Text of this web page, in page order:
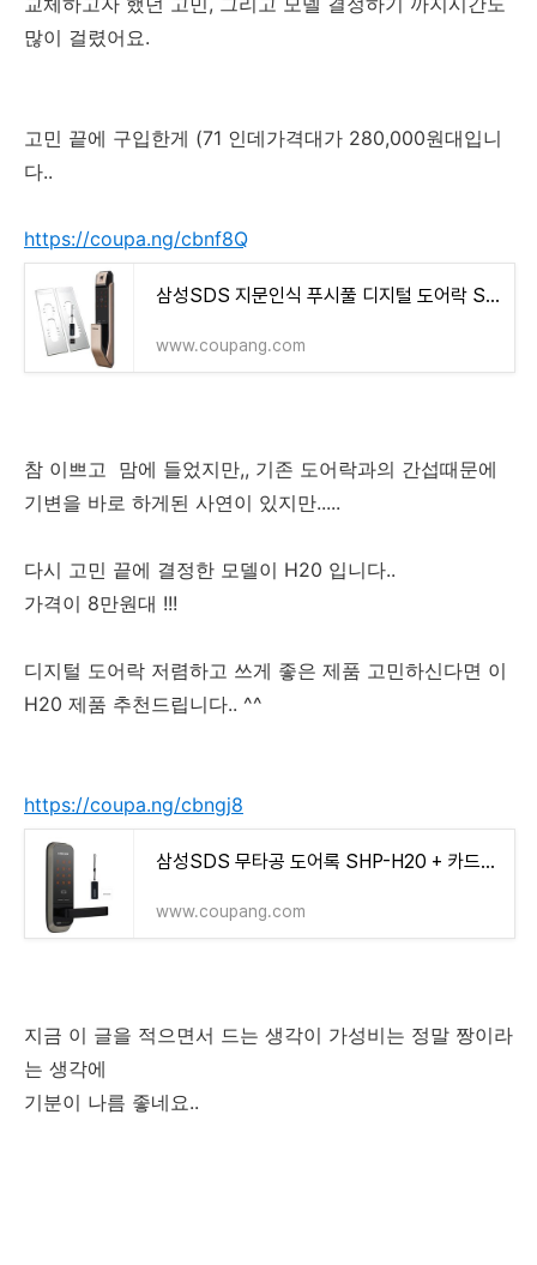
많이 걸렸어요.
고민 끝에 구입한게 (71 인데가격대가 280,000원대입니
다..
https://coupa.ng/cbnf8Q
삼성SDS 지문인식 푸시풀 디지털 도어락 SHP-P71F + 보강판 2p
www.coupang.com
참 이쁘고 맘에 들었지만,, 기존 도어락과의 간섭때문에
기변을 바로 하게된 사연이 있지만.....
다시 고민 끝에 결정한 모델이 H20 입니다..
가격이 8만원대 !!!
디지털 도어락 저렴하고 쓰게 좋은 제품 고민하신다면 이
H20 제품 추천드립니다.. ^^
https://coupa.ng/cbngj8
삼성SDS 무타공 도어록 SHP-H20 + 카드키 고리형 + 스티커형
www.coupang.com
지금 이 글을 적으면서 드는 생각이 가성비는 정말 짱이라
는 생각에
기분이 나름 좋네요..